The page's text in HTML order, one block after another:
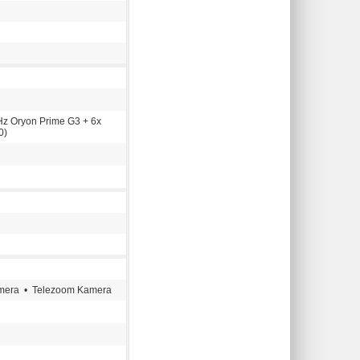
Oryon Prime G3 + 6x
• Telezoom Kamera